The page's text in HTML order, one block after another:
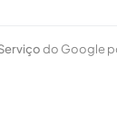
do Google